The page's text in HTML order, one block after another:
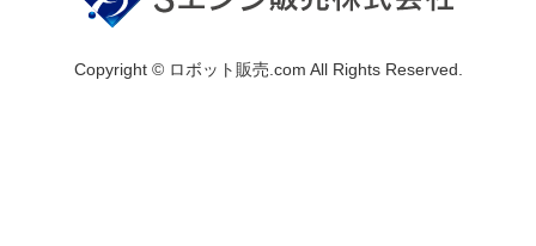
Copyright © ロボット販売.com All Rights Reserved.